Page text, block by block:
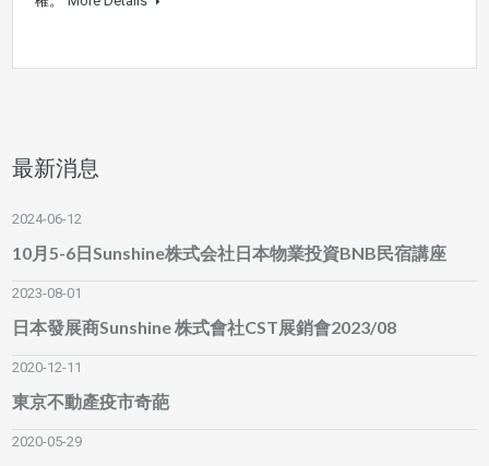
最新消息
2024-06-12
10月5-6日Sunshine株式会社日本物業投資BNB民宿講座
2023-08-01
日本發展商Sunshine 株式會社CST展銷會2023/08
2020-12-11
東京不動產疫市奇葩
2020-05-29